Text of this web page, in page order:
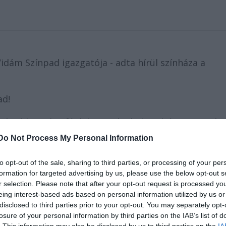
Not Process My Personal Information
opt-out of the sale, sharing to third parties, or processing of your
for targeted advertising by us, please use the below opt-out
selection. Please note that after your opt-out request is processed
interest-based ads based on personal information utilized by us
to third parties prior to your opt-out. You may separately
of your personal information by third parties on the IAB’s list of
Színpad igazgatója - adta hírül színháza a
fájdalommal adjuk tudtára
az ország egyik legismertebb mosolygyártója
esti órákban átadta lelkét az Úrnak!
édesanyja, kollégái és azok a milliók, akiknek
a Vidám Színpad."